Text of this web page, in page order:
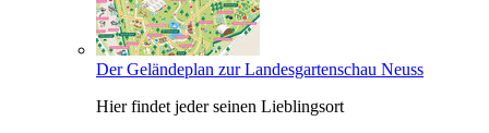
Der Geländeplan zur Landesgartenschau Neuss
Hier findet jeder seinen Lieblingsort